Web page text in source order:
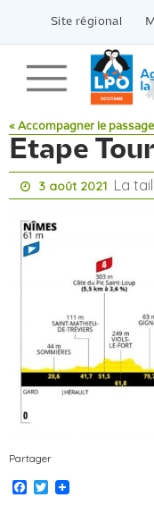
contenu
Site régional
« Accompagner le
Etape
3 août 2021 La
Partager
Facebook
Twitter